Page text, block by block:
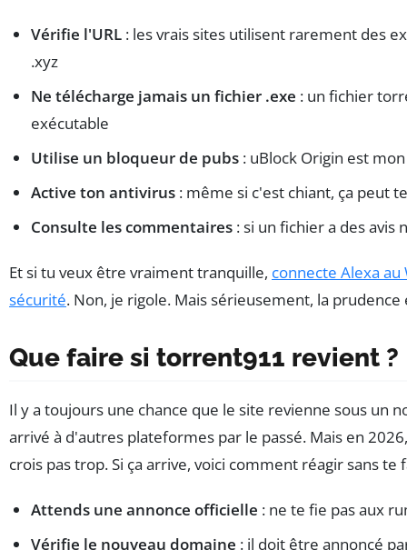
Vérifie l'URL : les vrais sites utilisent rarement des
.xyz
Ne télécharge jamais un fichier .exe : un fichier
exécutable
Utilise un bloqueur de pubs : uBlock Origin est
Active ton antivirus : même si c'est chiant, ça peut
Consulte les commentaires : si un fichier a des avis
Et si tu veux être vraiment tranquille, connecte Alexa au
sécurité. Non, je rigole. Mais sérieusement, la prudence
Que faire si torrent911 revient ?
Il y a toujours une chance que le site revienne sous un
arrivé à d'autres plateformes par le passé. Mais en
crois pas trop. Si ça arrive, voici comment réagir sans te
Attends une annonce officielle : ne te fie pas aux
Vérifie le nouveau domaine : il doit être annoncé